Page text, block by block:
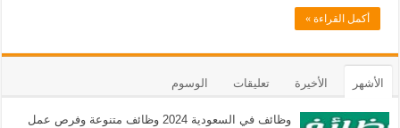
أكمل القراءة »
الأشهر الأخيرة تعليقات الوسوم
وظائف في السعودية 2024 وظائف متنوعة وفرص عمل